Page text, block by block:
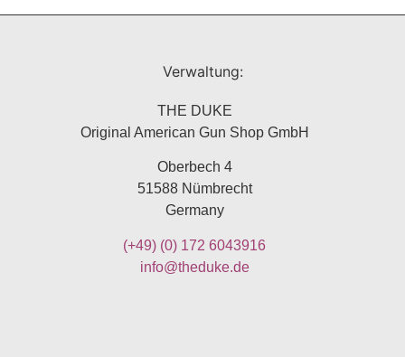
Verwaltung:
THE DUKE
Original American Gun Shop GmbH
Oberbech 4
51588 Nümbrecht
Germany
(+49) (0) 172 6043916
info@theduke.de